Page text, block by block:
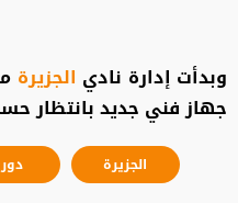
وبدأت إدارة نادي الجزيرة
جهاز فني جديد بانتظار
الجزيرة